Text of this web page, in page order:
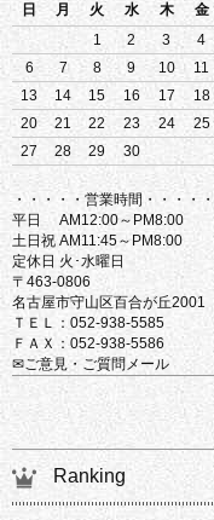
日
月 火 水 木 金
1
2 3 4
6
7 8 9 10 11
13
14 15 16 17 18
20
21 22 23 24 25
27
28 29 30
・・・・・営業時間・・・・・
平日 AM12:00～PM8:00
土日祝 AM11:45～PM8:00
定休日 火･水曜日
〒463-0806
名古屋市守山区百合が丘2001
ＴＥＬ：052-938-5585
ＦＡＸ：052-938-5586
✉ご意見・ご質問メール
Ranking